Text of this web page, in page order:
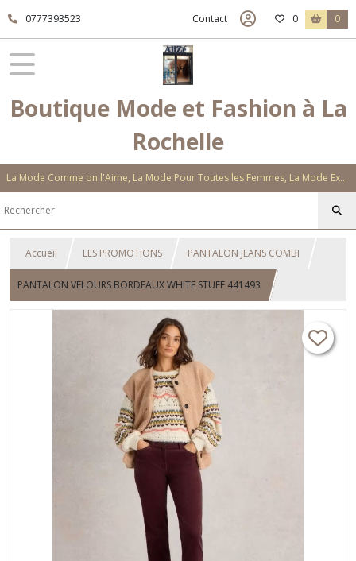
0777393523 Contact 0 0
Boutique Mode et Fashion à La
Rochelle
La Mode Comme on l'Aime, La Mode Pour Toutes les Femmes, La Mode Exclusive Aux Matières Et Couleurs Novatrices, La Mode Qui Vous Séduira
Accueil LES PROMOTIONS PANTALON JEANS COMBI
PANTALON VELOURS BORDEAUX WHITE STUFF 441493